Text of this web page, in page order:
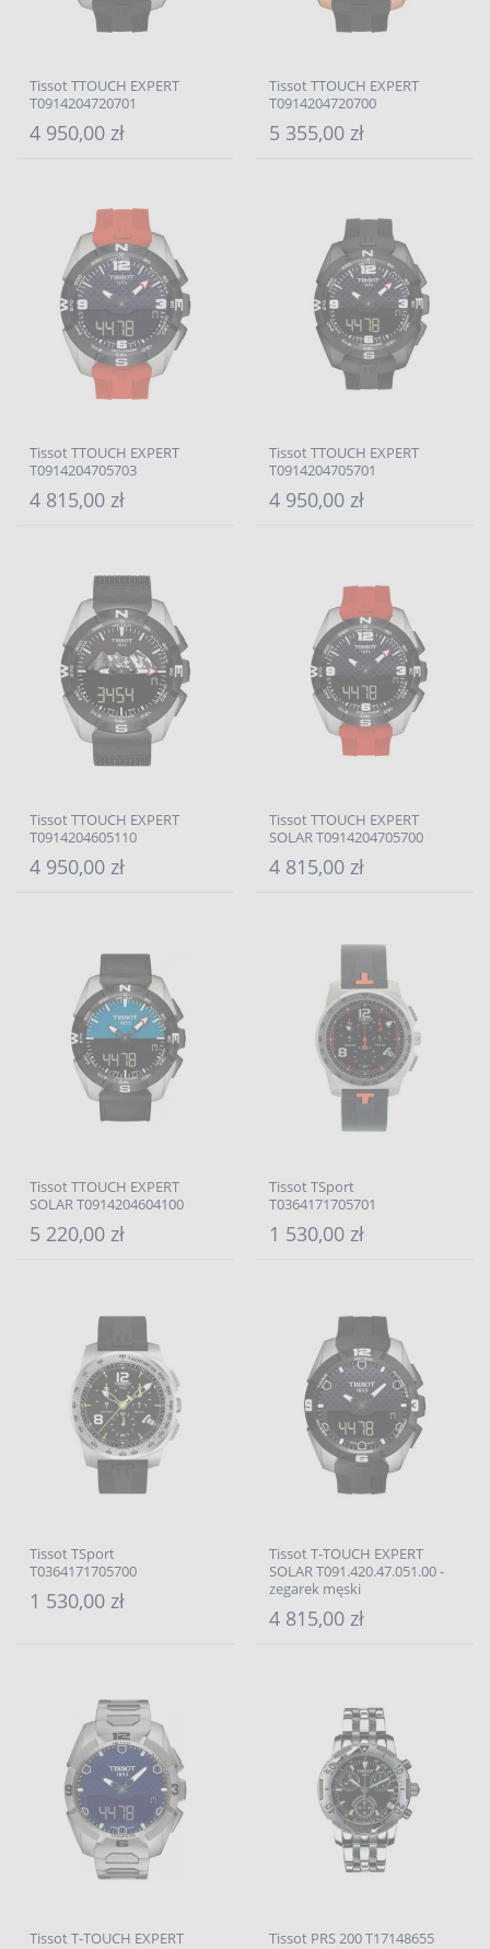
Tissot TTOUCH EXPERT
T0914204720701
4 950,00 zł
Tissot TTOUCH EXPERT
T0914204720700
5 355,00 zł
Tissot TTOUCH EXPERT
T0914204705703
4 815,00 zł
Tissot TTOUCH EXPERT
T0914204705701
4 950,00 zł
Tissot TTOUCH EXPERT
T0914204605110
4 950,00 zł
Tissot TTOUCH EXPERT
SOLAR T0914204705700
4 815,00 zł
Tissot TTOUCH EXPERT
SOLAR T0914204604100
5 220,00 zł
Tissot TSport
T0364171705701
1 530,00 zł
Tissot TSport
T0364171705700
1 530,00 zł
Tissot T-TOUCH EXPERT
SOLAR T091.420.47.051.00 -
zegarek męski
4 815,00 zł
Tissot T-TOUCH EXPERT
Tissot PRS 200 T17148655